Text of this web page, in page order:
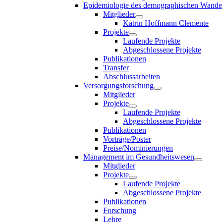
Epidemiologie des demographischen
Mitglieder
Katrin Hoffmann Clemente
Projekte
Laufende Projekte
Abgeschlossene Projekte
Publikationen
Transfer
Abschlussarbeiten
Versorgungsforschung
Mitglieder
Projekte
Laufende Projekte
Abgeschlossene Projekte
Publikationen
Vorträge/Poster
Preise/Nominierungen
Management im Gesundheitswesen
Mitglieder
Projekte
Laufende Projekte
Abgeschlossene Projekte
Publikationen
Forschung
Lehre